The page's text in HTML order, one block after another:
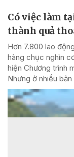
Có việc làm
thành quả
Hơn 7.800 lao
hàng chục nghìn
hiện Chương trình
Nhưng ở nhiều